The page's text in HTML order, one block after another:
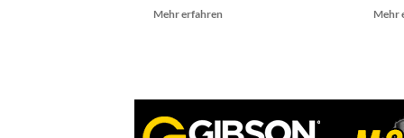
Mehr erfahrenMehr
Series
am
Mehr